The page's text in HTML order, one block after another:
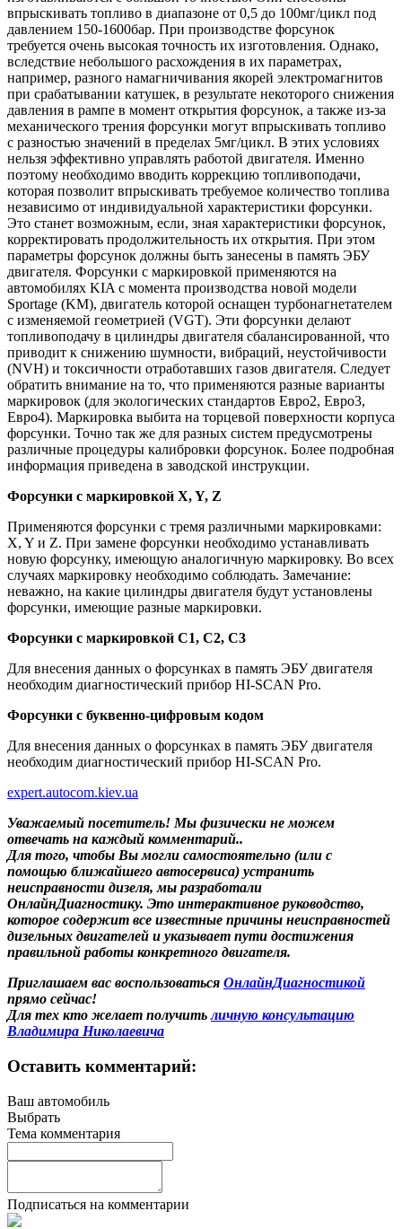
впрыскивать топливо в диапазоне от 0,5 до 100мг/цикл под
давлением 150‑1600бар. При производстве форсунок
требуется очень высокая точность их изготовления. Однако,
вследствие небольшого расхождения в их параметрах,
например, разного намагничивания якорей электромагнитов
при срабатывании катушек, в результате некоторого снижения
давления в рампе в момент открытия форсунок, а также из-за
механического трения форсунки могут впрыскивать топливо
с разностью значений в пределах 5мг/цикл. В этих условиях
нельзя эффективно управлять работой двигателя. Именно
поэтому необходимо вводить коррекцию топливоподачи,
которая позволит впрыскивать требуемое количество топлива
независимо от индивидуальной характеристики форсунки.
Это станет возможным, если, зная характеристики форсунок,
корректировать продолжительность их открытия. При этом
параметры форсунок должны быть занесены в память ЭБУ
двигателя. Форсунки с маркировкой применяются на
автомобилях KIA с момента производства новой модели
Sportage (KM), двигатель которой оснащен турбонагнетателем
с изменяемой геометрией (VGT). Эти форсунки делают
топливоподачу в цилиндры двигателя сбалансированной, что
приводит к снижению шумности, вибраций, неустойчивости
(NVH) и токсичности отработавших газов двигателя. Следует
обратить внимание на то, что применяются разные варианты
маркировок (для экологических стандартов Евро2, Евро3,
Евро4). Маркировка выбита на торцевой поверхности корпуса
форсунки. Точно так же для разных систем предусмотрены
различные процедуры калибровки форсунок. Более подробная
информация приведена в заводской инструкции.
Форсунки с маркировкой X, Y, Z
Применяются форсунки с тремя различными маркировками:
X, Y и Z. При замене форсунки необходимо устанавливать
новую форсунку, имеющую аналогичную маркировку. Во всех
случаях маркировку необходимо соблюдать. Замечание:
неважно, на какие цилиндры двигателя будут установлены
форсунки, имеющие разные маркировки.
Форсунки с маркировкой С1, С2, С3
Для внесения данных о форсунках в память ЭБУ двигателя
необходим диагностический прибор HI-SCAN Pro.
Форсунки с буквенно-цифровым кодом
Для внесения данных о форсунках в память ЭБУ двигателя
необходим диагностический прибор HI-SCAN Pro.
expert.autocom.kiev.ua
Уважаемый посетитель! Мы физически не можем
отвечать на каждый комментарий..
Для того, чтобы Вы могли самостоятельно (или с
помощью ближайшего автосервиса) устранить
неисправности дизеля, мы разработали
ОнлайнДиагностику. Это интерактивное руководство,
которое содержит все известные причины неисправностей
дизельных двигателей и указывает пути достижения
правильной работы конкретного двигателя.
Приглашаем вас воспользоваться ОнлайнДиагностикой
прямо сейчас!
Для тех кто желает получитьличную консультацию
Владимира Николаевича
Оставить комментарий:
Ваш автомобиль
Выбрать
Тема комментария
Подписаться на комментарии